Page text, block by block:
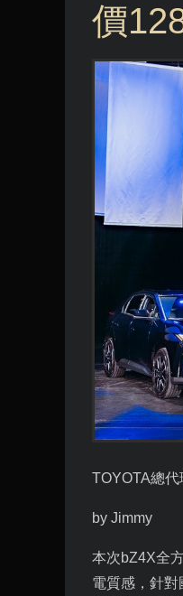
價
TOYOTA總代
by Jimmy
本次bZ4X全
電質感，針